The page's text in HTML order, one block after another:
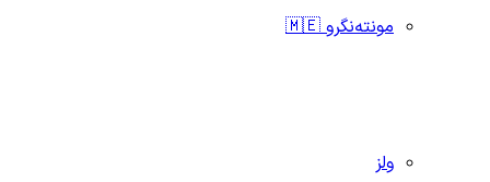
مونته‌نگرو 🇲🇪
ولز